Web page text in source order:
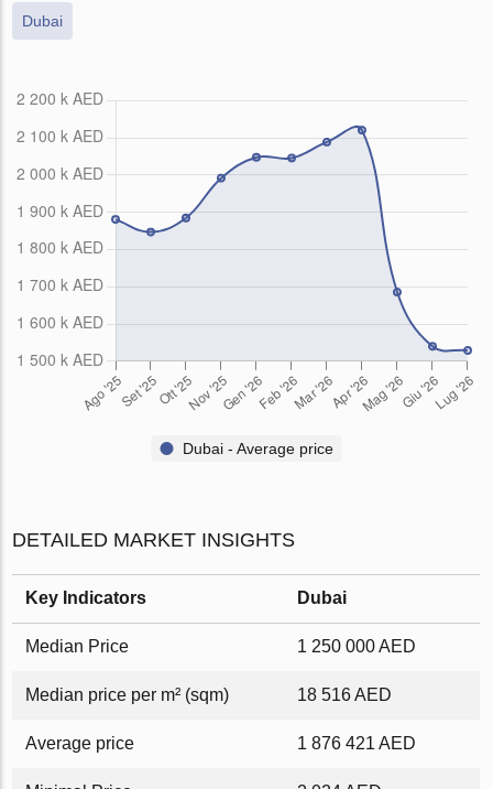
Dubai
Dubai - Average price
DETAILED MARKET INSIGHTS
Key Indicators Dubai
Median Price 1 250 000 AED
Median price per m² (sqm) 18 516 AED
Average price 1 876 421 AED